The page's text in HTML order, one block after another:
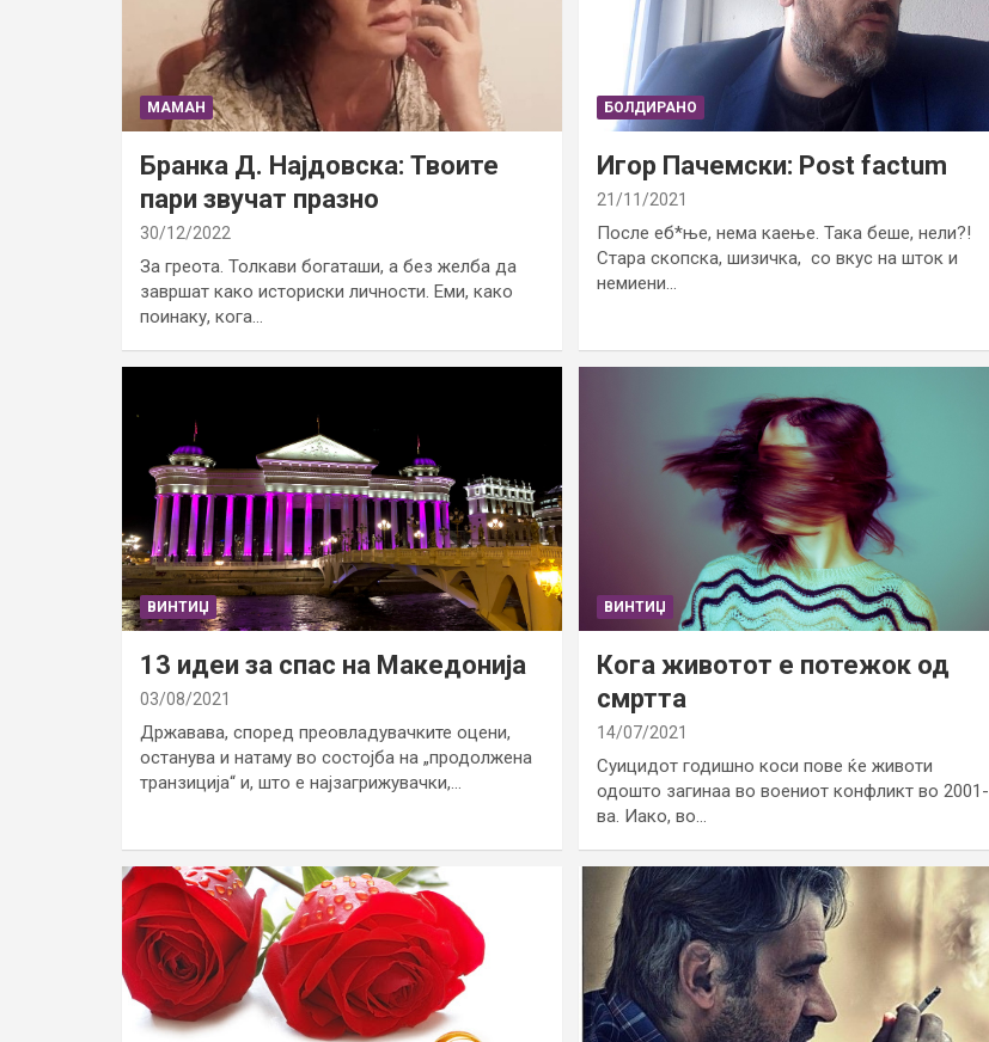
МАМАН
Бранка Д. Најдовска: Твоите
пари звучат празно
30/12/2022
За греота. Толкави богаташи, а без желба да
завршат како историски личности. Еми, како
поинаку, кога…
БОЛДИРАНО
Игор Пачемски: Post factum
21/11/2021
После еб*ње, нема каење. Така беше, нели?!
Стара скопска, шизичка, со вкус на шток и
немиени…
ВИНТИЏ
13 идеи за спас на Македонија
03/08/2021
Државава, според преовладувачките оцени,
останува и натаму во состојба на „продолжена
транзиција“ и, што е најзагрижувачки,…
ВИНТИЏ
Кога животот е потежок од
смртта
14/07/2021
Суицидот годишно коси пове ќе животи
одошто загинаа во воениот конфликт во 2001-
ва. Иако, во…